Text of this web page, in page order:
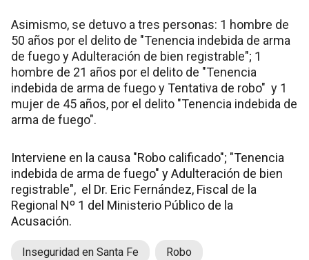
Asimismo, se detuvo a tres personas: 1 hombre de
50 años por el delito de "Tenencia indebida de arma
de fuego y Adulteración de bien registrable"; 1
hombre de 21 años por el delito de "Tenencia
indebida de arma de fuego y Tentativa de robo" y 1
mujer de 45 años, por el delito "Tenencia indebida de
arma de fuego".
Interviene en la causa "Robo calificado"; "Tenencia
indebida de arma de fuego" y Adulteración de bien
registrable", el Dr. Eric Fernández, Fiscal de la
Regional Nº 1 del Ministerio Público de la
Acusación.
Inseguridad en Santa Fe Robo